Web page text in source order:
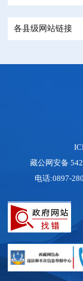
各县级网站链接
藏公网安备
电话:0897-